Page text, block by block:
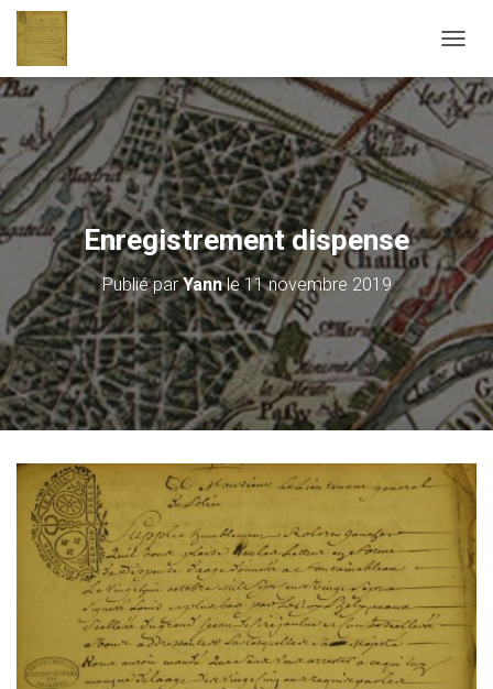
É
P
L
E
R
L
A
N
A
V
G
A
T
I
O
N
Enregistrement dispense
Publié parYannle11 novembre 2019